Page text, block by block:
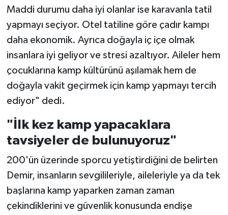
Maddi durumu daha iyi olanlar ise karavanla tatil
yapmayı seçiyor. Otel tatiline göre çadır kampı
daha ekonomik. Ayrıca doğayla iç içe olmak
insanlara iyi geliyor ve stresi azaltıyor. Aileler hem
çocuklarına kamp kültürünü aşılamak hem de
doğayla vakit geçirmek için kamp yapmayı tercih
ediyor" dedi.
"İlk kez kamp yapacaklara
tavsiyeler de bulunuyoruz"
200'ün üzerinde sporcu yetiştirdiğini de belirten
Demir, insanların sevgilileriyle, aileleriyle ya da tek
başlarına kamp yaparken zaman zaman
çekindiklerini ve güvenlik konusunda endişe